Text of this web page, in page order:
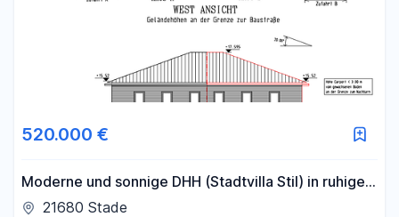
520.000 €
Moderne und sonnige DHH (Stadtvilla Stil) in ruhiger
Lage (zentralgelegene Lage in 21680 Stade)
21680 Stade